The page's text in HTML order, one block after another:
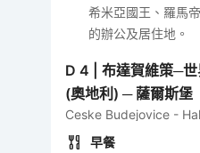
希米亞國王、羅馬
的辦公及居住地。
D4 |布達賀維策─
(奧地利) ─ 薩爾斯堡
Ceske Budejovice -
早餐